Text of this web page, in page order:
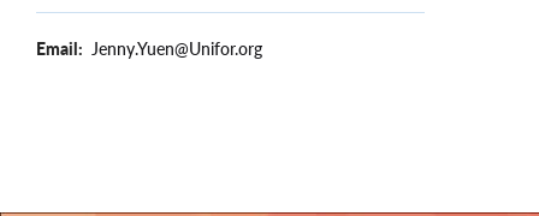
Email Jenny.Yuen@Unifor.org